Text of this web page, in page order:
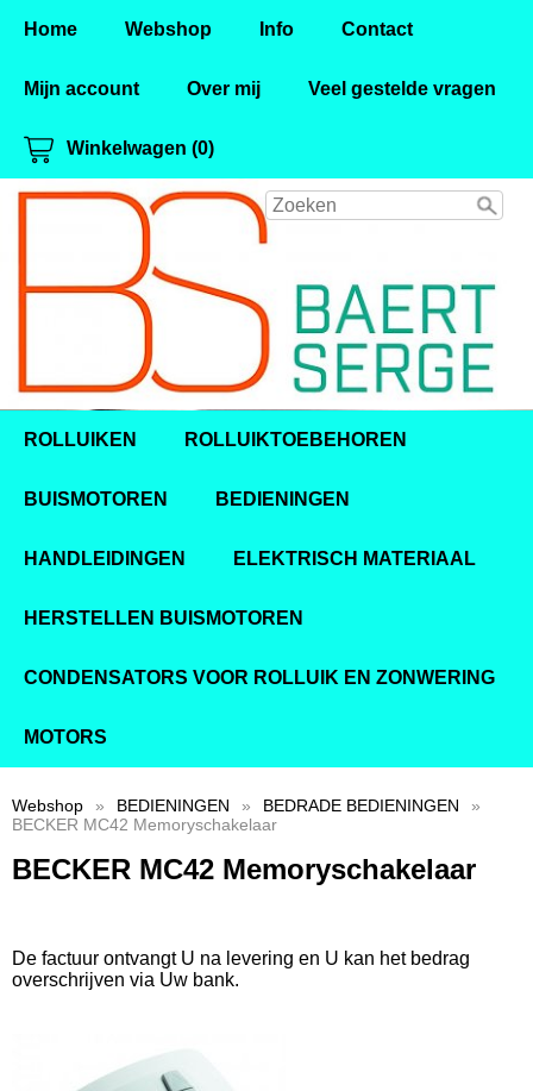
Home Webshop Info Contact
Mijn account Over mij Veel gestelde vragen
Winkelwagen (0)
ROLLUIKEN ROLLUIKTOEBEHOREN
BUISMOTOREN BEDIENINGEN
HANDLEIDINGEN ELEKTRISCH MATERIAAL
HERSTELLEN BUISMOTOREN
CONDENSATORS VOOR ROLLUIK EN ZONWERING
MOTORS
Webshop » BEDIENINGEN » BEDRADE BEDIENINGEN
»
BECKER MC42 Memoryschakelaar
BECKER MC42 Memoryschakelaar
De factuur ontvangt U na levering en U kan het bedrag
overschrijven via Uw bank.